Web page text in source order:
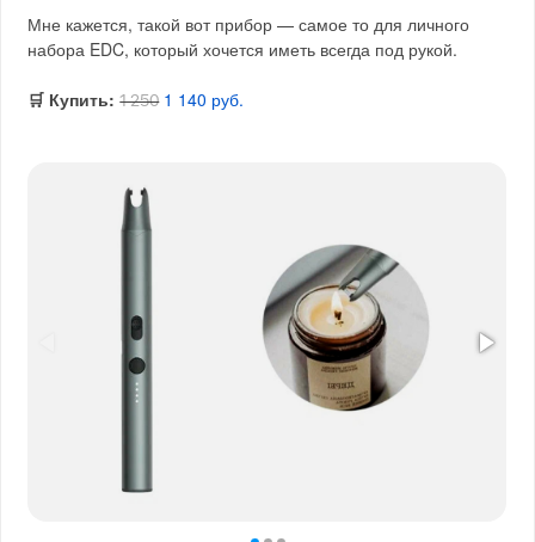
Мне кажется, такой вот прибор — самое то для личного
набора EDC, который хочется иметь всегда под рукой.
🛒 Купить: 1 250 1 140 руб.